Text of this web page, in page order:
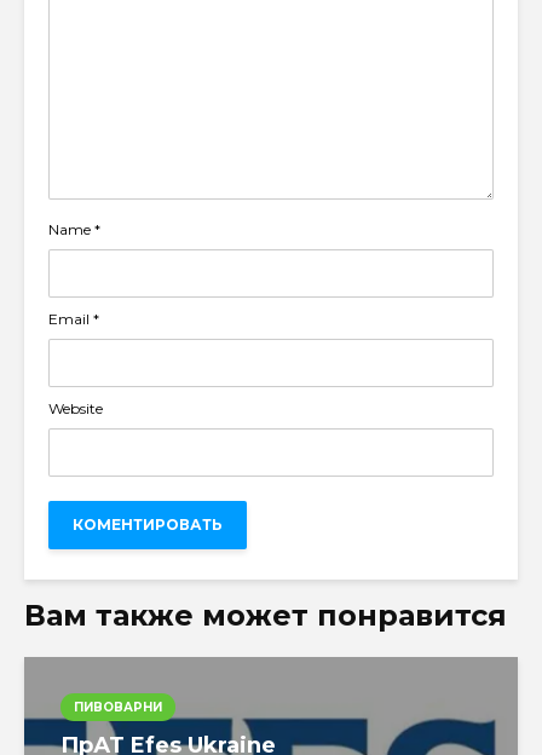
Name *
Email *
Website
Вам также может понравится
ПИВОВАРНИ
ПрАТ Efes Ukraine